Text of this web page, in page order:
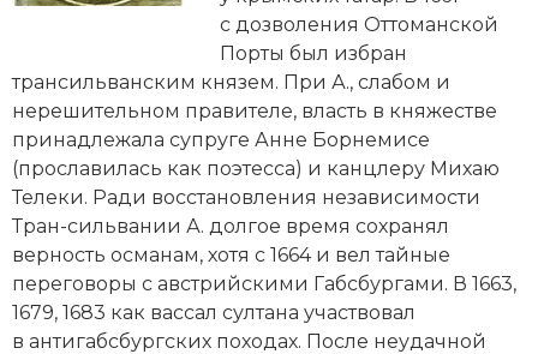
Генеалогия, геральдика
Государство и право
Европа
Империи
Историческая география и топонимика
История материальной и духовной культуры
История международных отношений
с дозволения Оттоманской
Порты был избран
трансильванским князем. При А., слабом и
нерешительном правителе, власть в княжестве
принадлежала супруге Анне Борнемисе
(прославилась как поэтесса) и канцлеру Михаю
Телеки. Ради восстановления независимости
Тран-сильвании А. долгое время сохранял
верность османам, хотя с 1664 и вел тайные
переговоры с австрийскими Габсбургами. В 1663,
1679, 1683 как вассал султана участвовал
в антигабсбургских походах. После неудачной